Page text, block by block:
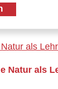
Natur als